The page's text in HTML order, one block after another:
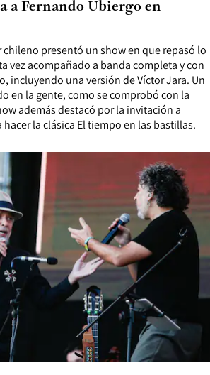
presentó un show en que repasó lo
vez acompañado a banda completa y con
incluyendo una versión de Víctor Jara. Un
en la gente, como se comprobó con la
además destacó por la invitación a
la clásica El tiempo en las bastillas.
a Fernando Ubiergo en